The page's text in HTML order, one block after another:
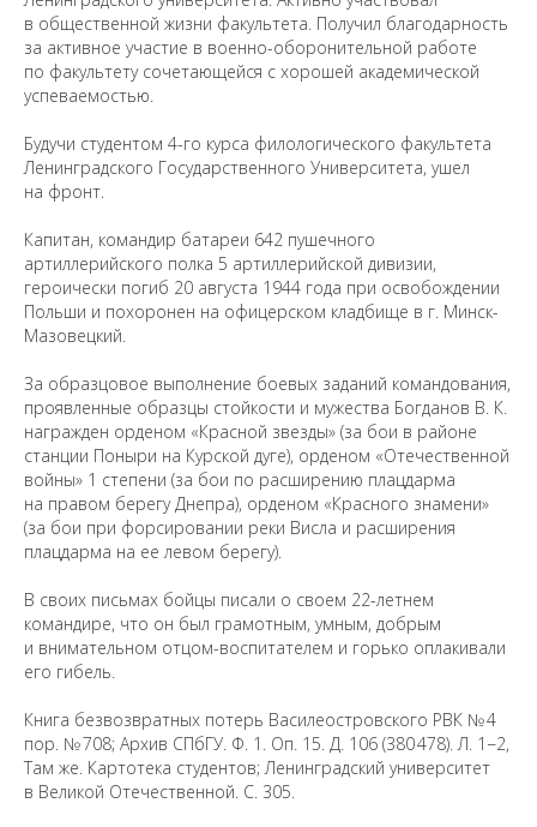
в общественной жизни факультета. Получил благодарность
за активное участие в военно-оборонительной работе
по факультету сочетающейся с хорошей академической
успеваемостью.
Будучи студентом 4-го курса филологического факультета
Ленинградского Государственного Университета, ушел
на фронт.
Капитан, командир батареи 642 пушечного
артиллерийского полка 5 артиллерийской дивизии,
героически погиб 20 августа 1944 года при освобождении
Польши и похоронен на офицерском кладбище в г. Минск-
Мазовецкий.
За образцовое выполнение боевых заданий командования,
проявленные образцы стойкости и мужества Богданов В. К.
награжден орденом «Красной звезды» (за бои в районе
станции Поныри на Курской дуге), орденом «Отечественной
войны» 1 степени (за бои по расширению плацдарма
на правом берегу Днепра), орденом «Красного знамени»
(за бои при форсировании реки Висла и расширения
плацдарма на ее левом берегу).
В своих письмах бойцы писали о своем 22-летнем
командире, что он был грамотным, умным, добрым
и внимательном отцом-воспитателем и горько оплакивали
его гибель.
Книга безвозвратных потерь Василеостровского РВК № 4
пор. № 708; Архив СПбГУ. Ф. 1. Оп. 15. Д. 106 (380 478). Л. 1−2,
Там же. Картотека студентов; Ленинградский университет
в Великой Отечественной. С. 305.
Предложить
дополнения к материалу
Saint Petersburg State University © 2026
Уважаемые универсанты и гости! Если
вы заметили неточность в опубликованных
сведениях, пожалуйста, сообщите об этом
Санкт-Петербургский государственный университет©
2026